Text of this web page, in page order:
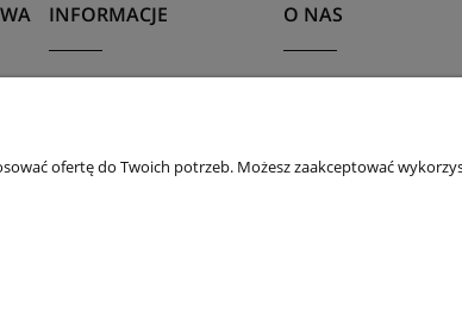
INFORMACJE O NAS
ofertę do Twoich potrzeb. Możesz zaakceptować